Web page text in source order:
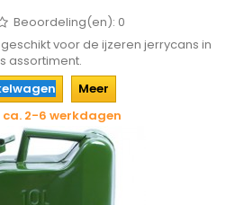
Beoordeling(en): 0
voor de ijzeren jerrycans in
assortiment.
Meer
ca. 2-6 werkdagen